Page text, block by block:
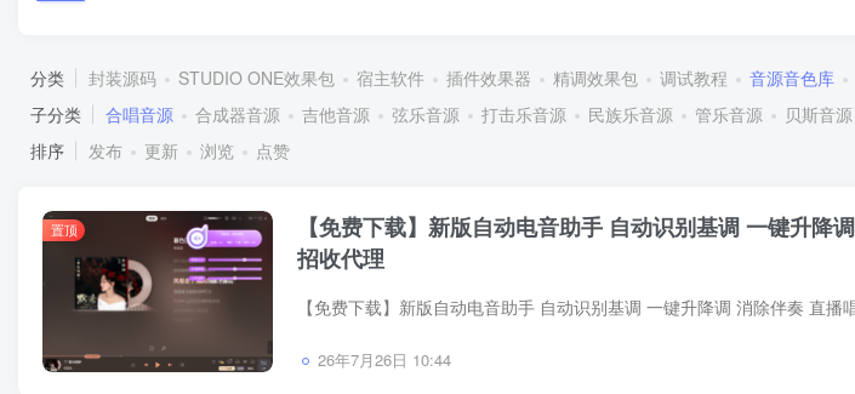
分类 封装源码 STUDIO ONE效果包 宿主软件 插件效果器 精调效果包 调试教程 音源音色库
子分类
合唱音源 合成器音源 吉他音源 弦乐音源 打击乐音源 民族乐音源 管乐音源 贝斯音源
排序
发布 更新 浏览 点赞
置顶
【免费下载】新版自动电音助手 自动识别基调 一键升降
招收代理
【免费下载】新版自动电音助手 自动识别基调 一键升降调 消除伴奏 直播
26年7月26日 10:44